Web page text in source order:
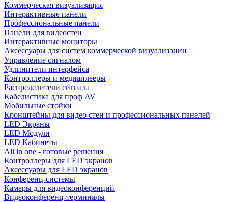
Коммерческая визуализация
Интерактивные панели
Профессиональные панели
Панели для видеостен
Интерактивные мониторы
Аксессуары для систем коммерческой визуализации
Управление сигналом
Удлинители интерфейса
Контроллеры и медиаплееры
Распределители сигнала
Кабелистика для проф AV
Мобильные стойки
Кронштейны для видео стен и профессиональных панелей
LED Экраны
LED Модули
LED Кабинеты
All in one - готовые решения
Контроллеры для LED экранов
Аксессуары для LED экранов
Конференц-системы
Камеры для видеоконференций
Видеоконференц-терминалы